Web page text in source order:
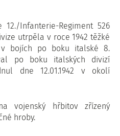
Infanterie-Regiment 526
utrpěla v roce 1942 těžké
bojích po boku italské 8.
po boku italských divizí
dne 12.01.1942 v okolí
vojenský hřbitov zřízený
hroby.